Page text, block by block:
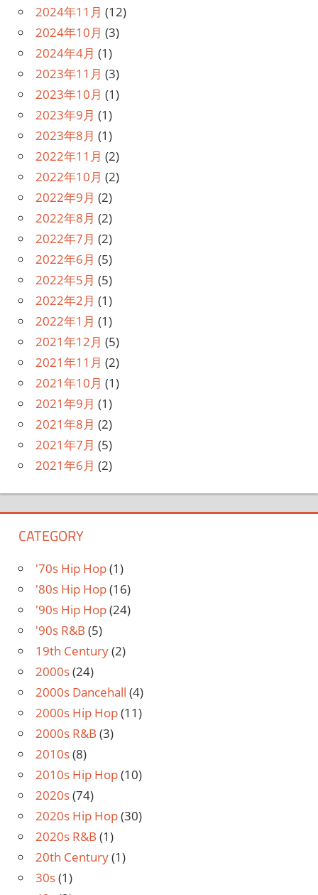
2024年11月 (12)
2024年10月 (3)
2024年4月 (1)
2023年11月 (3)
2023年10月 (1)
2023年9月 (1)
2023年8月 (1)
2022年11月 (2)
2022年10月 (2)
2022年9月 (2)
2022年8月 (2)
2022年7月 (2)
2022年6月 (5)
2022年5月 (5)
2022年2月 (1)
2022年1月 (1)
2021年12月 (5)
2021年11月 (2)
2021年10月 (1)
2021年9月 (1)
2021年8月 (2)
2021年7月 (5)
2021年6月 (2)
CATEGORY
'70s Hip Hop(1)
'80s Hip Hop(16)
'90s Hip Hop(24)
'90s R&B (5)
19th Century(2)
2000s(24)
2000s Dancehall (4)
2000s Hip Hop(11)
2000s R&B (3)
2010s(8)
2010s Hip Hop(10)
2020s(74)
2020s Hip Hop(30)
2020s R&B (1)
20th Century(1)
30s(1)